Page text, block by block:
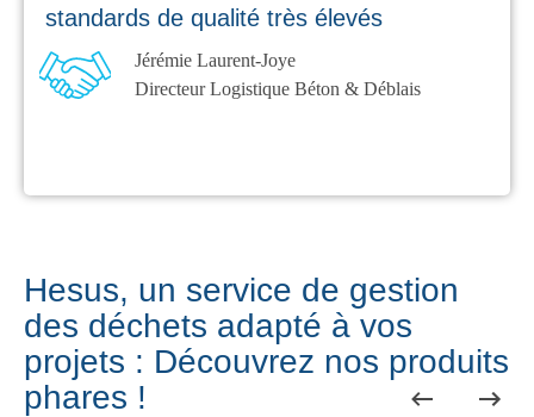
standards de qualité très élevés
Jérémie Laurent-Joye
Directeur Logistique Béton & Déblais
Hesus, un service de gestion
des déchets adapté à vos
projets : Découvrez nos produits
phares !